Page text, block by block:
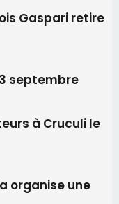
Gaspari retire